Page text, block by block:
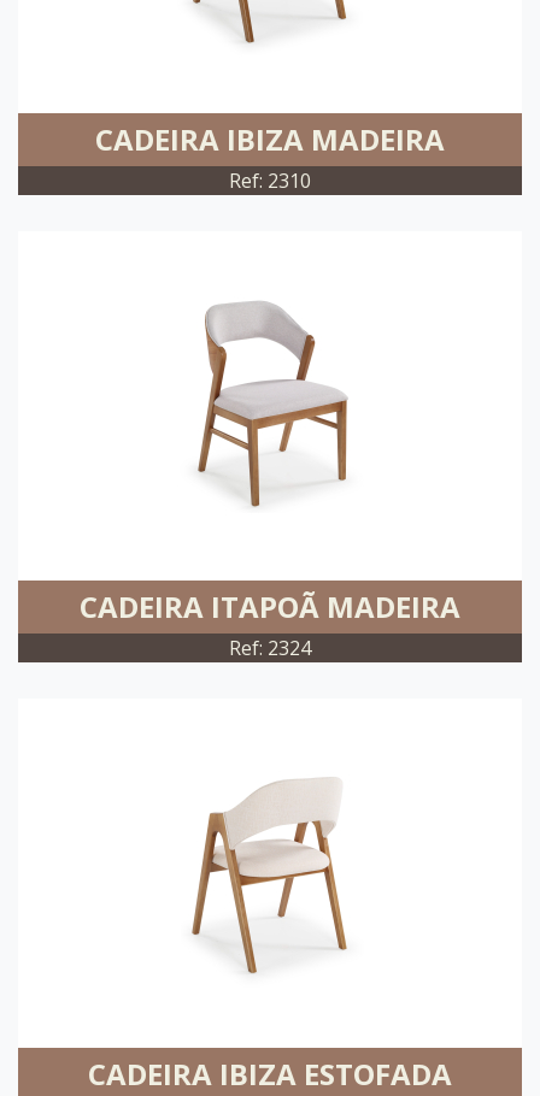
CADEIRA IBIZA MADEIRA
Ref: 2310
CADEIRA ITAPOÃ MADEIRA
Ref: 2324
CADEIRA IBIZA ESTOFADA